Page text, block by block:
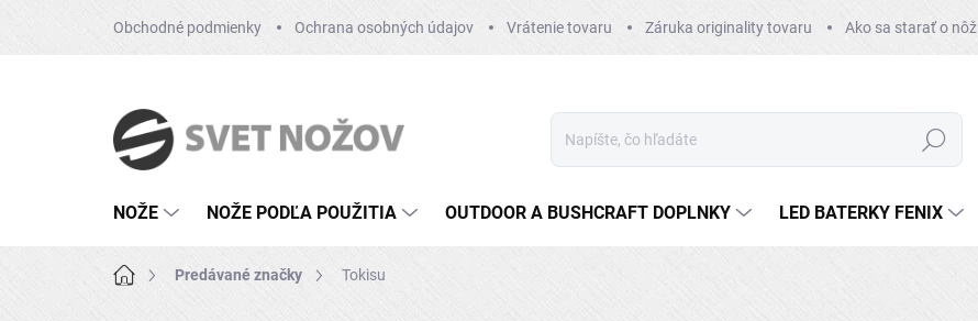
Obchodné podmienky Ochrana osobných údajov Vrátenie tovaru Záruka originality tovaru Ako sa starať o nôž
Hľadať
NOŽE NOŽE PODĽA POUŽITIA OUTDOOR A BUSHCRAFT DOPLNKY LED BATERKY FENIX
DomovPredávané značky Tokisu